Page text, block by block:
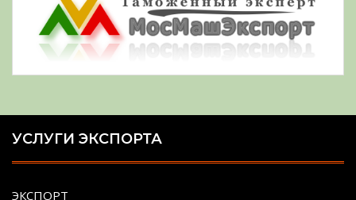
УСЛУГИ ЭКСПОРТА
ЭКСПОРТ